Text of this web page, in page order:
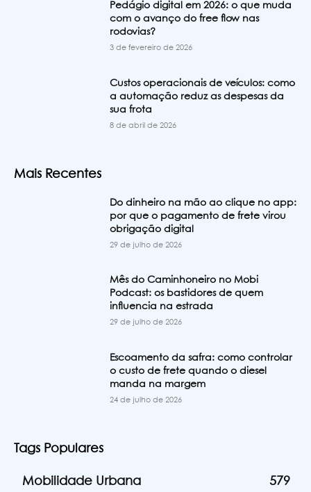
Pedágio digital em 2026: o que muda
com o avanço do free flow nas
rodovias?
3 de fevereiro de 2026
Custos operacionais de veículos: como
a automação reduz as despesas da
sua frota
8 de abril de 2026
Mais Recentes
Do dinheiro na mão ao clique no app:
por que o pagamento de frete virou
obrigação digital
29 de julho de 2026
Mês do Caminhoneiro no Mobi
Podcast: os bastidores de quem
influencia na estrada
29 de julho de 2026
Escoamento da safra: como controlar
o custo de frete quando o diesel
manda na margem
24 de julho de 2026
Tags Populares
Mobilidade Urbana
579